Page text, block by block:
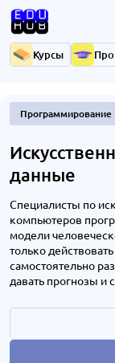
Курсы
Программирование
данные
Специалисты по
компьютеров
модели
только
самостоятельно
давать прогнозы и